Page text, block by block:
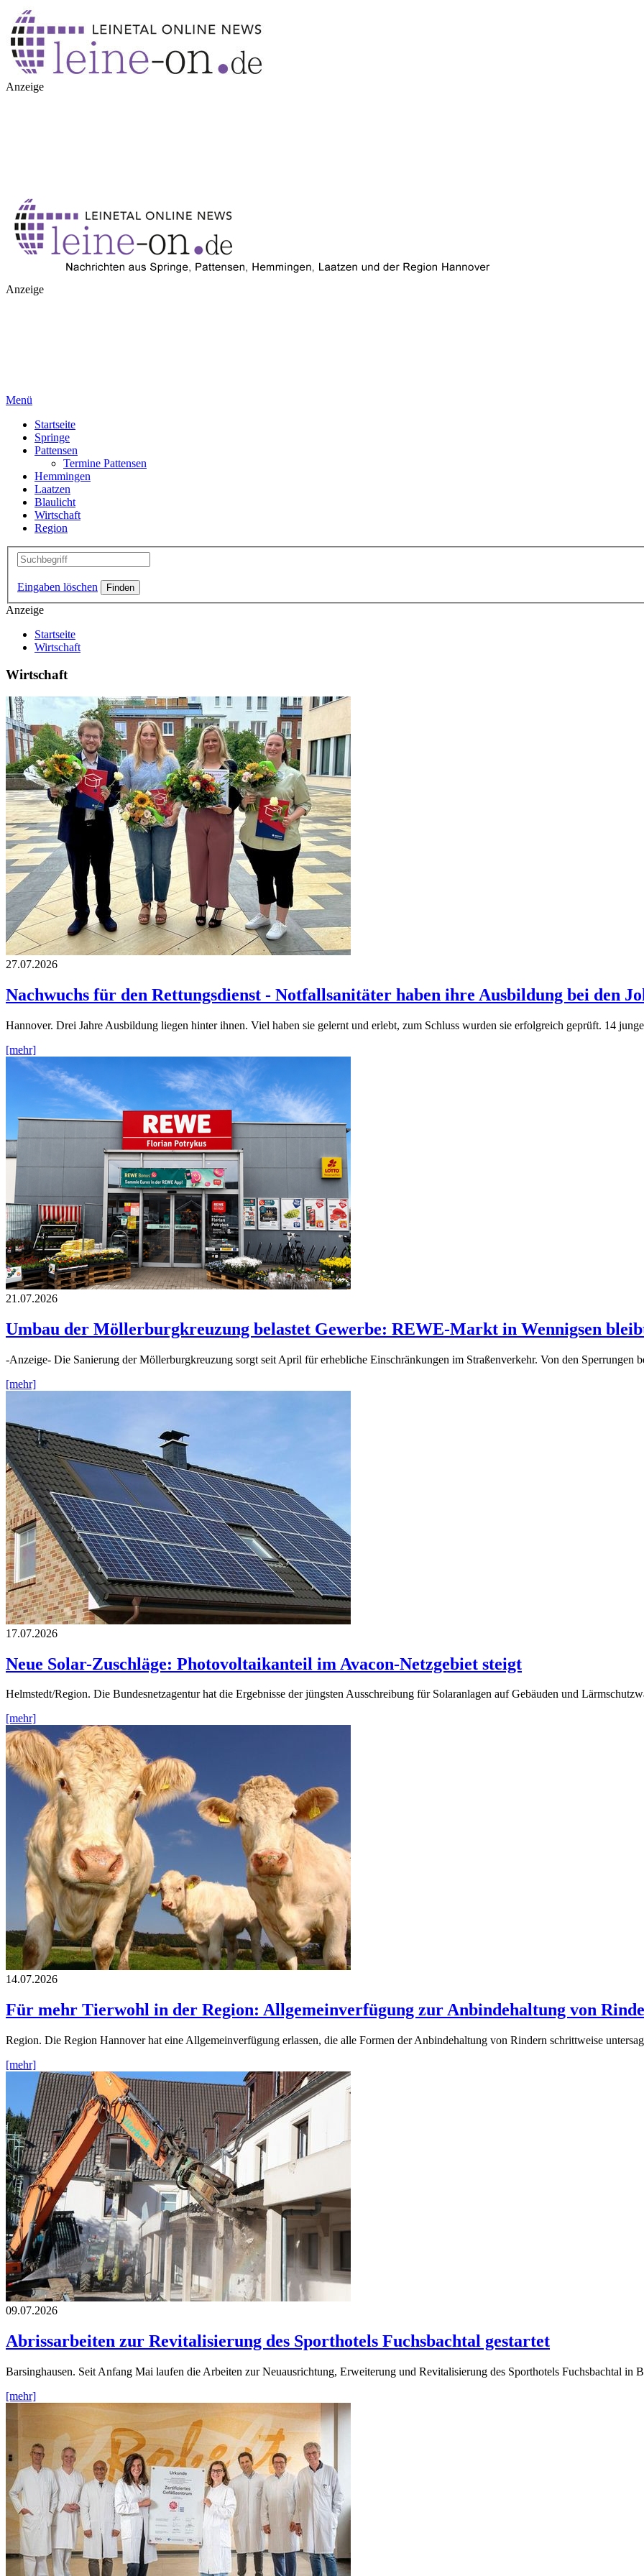
Anzeige
Anzeige
Menü
Startseite
Springe
Pattensen
Termine Pattensen
Hemmingen
Laatzen
Blaulicht
Wirtschaft
Region
Eingaben löschen
Anzeige
Startseite
Wirtschaft
Wirtschaft
27.07.2026
Nachwuchs für den Rettungsdienst - Notfallsanitäter haben ihre Ausbildung bei den
Hannover. Drei Jahre Ausbildung liegen hinter ihnen. Viel haben sie gelernt und erlebt, zum Schluss wurden sie erfolgreich geprüft. 14
[mehr]
21.07.2026
Umbau der Möllerburgkreuzung belastet Gewerbe: REWE-Markt in Wennigsen
-Anzeige- Die Sanierung der Möllerburgkreuzung sorgt seit April für erhebliche Einschränkungen im Straßenverkehr. Von den Sperrungen
[mehr]
17.07.2026
Neue Solar-Zuschläge: Photovoltaikanteil im Avacon-Netzgebiet steigt
Helmstedt/Region. Die Bundesnetzagentur hat die Ergebnisse der jüngsten Ausschreibung für Solaranlagen auf Gebäuden und
[mehr]
14.07.2026
Für mehr Tierwohl in der Region: Allgemeinverfügung zur Anbindehaltung von
Region. Die Region Hannover hat eine Allgemeinverfügung erlassen, die alle Formen der Anbindehaltung von Rindern schrittweise
[mehr]
09.07.2026
Abrissarbeiten zur Revitalisierung des Sporthotels Fuchsbachtal gestartet
Barsinghausen. Seit Anfang Mai laufen die Arbeiten zur Neuausrichtung, Erweiterung und Revitalisierung des Sporthotels Fuchsbachtal in
[mehr]